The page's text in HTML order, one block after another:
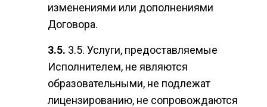
изменениями или дополнениями
Договора.
3.5. Услуги, предоставляемые
Исполнителем, не являются
образовательными, не подлежат
лицензированию, не сопровождаются